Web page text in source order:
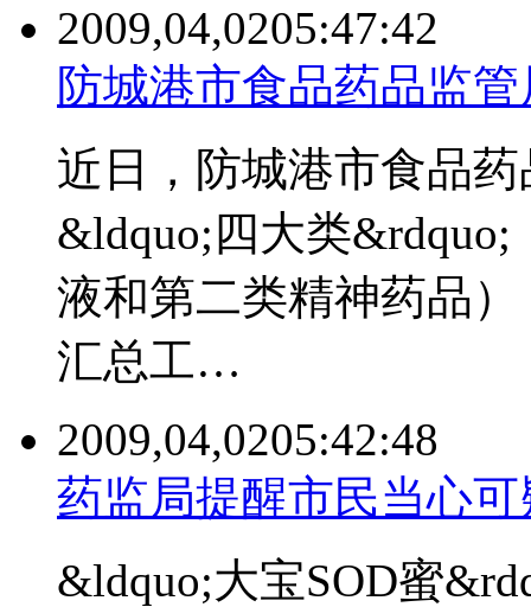
2009,04,0205:47:42
防城港市食品药品监
近日，防城港市食品
&ldquo;四大类
液和第二类精神药品
汇总工…
2009,04,0205:42:48
药监局提醒市民当心可
&ldquo;大宝SOD蜜